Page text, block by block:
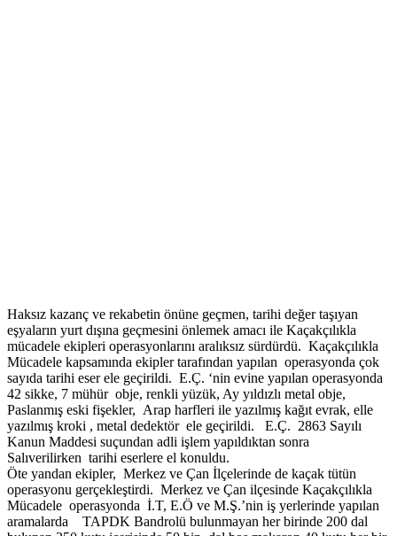
Haksız kazanç ve rekabetin önüne geçmen, tarihi değer taşıyan
eşyaların yurt dışına geçmesini önlemek amacı ile Kaçakçılıkla
mücadele ekipleri operasyonlarını aralıksız sürdürdü. Kaçakçılıkla
Mücadele kapsamında ekipler tarafından yapılan operasyonda çok
sayıda tarihi eser ele geçirildi. E.Ç. ‘nin evine yapılan operasyonda
42 sikke, 7 mühür obje, renkli yüzük, Ay yıldızlı metal obje,
Paslanmış eski fişekler, Arap harfleri ile yazılmış kağıt evrak, elle
yazılmış kroki , metal dedektör ele geçirildi. E.Ç. 2863 Sayılı
Kanun Maddesi suçundan adli işlem yapıldıktan sonra
Salıverilirken tarihi eserlere el konuldu.
Öte yandan ekipler, Merkez ve Çan İlçelerinde de kaçak tütün
operasyonu gerçekleştirdi. Merkez ve Çan ilçesinde Kaçakçılıkla
Mücadele operasyonda İ.T, E.Ö ve M.Ş.’nin iş yerlerinde yapılan
aramalarda TAPDK Bandrolü bulunmayan her birinde 200 dal